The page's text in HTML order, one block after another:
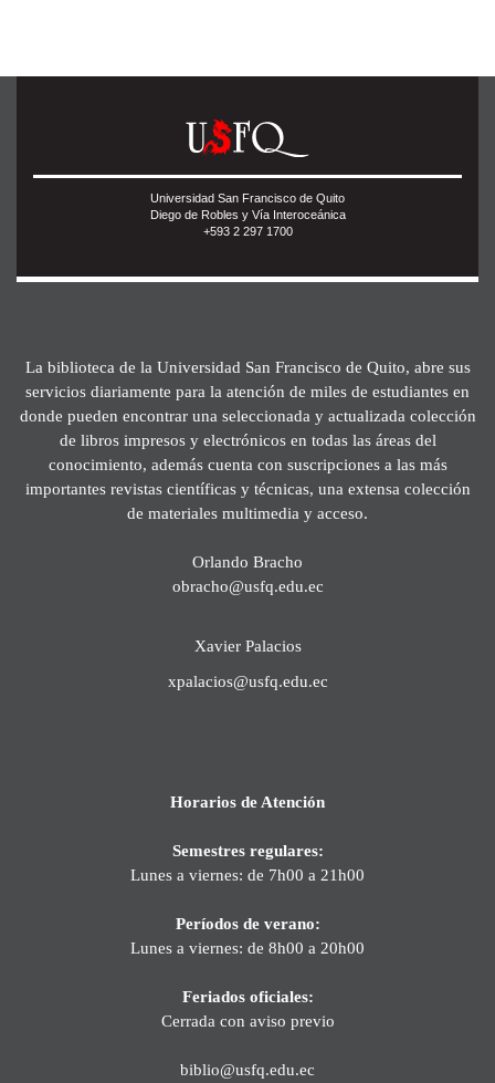
Universidad San Francisco de Quito
Diego de Robles y Vía Interoceánica
+593 2 297 1700
La biblioteca de la Universidad San Francisco de Quito, abre sus
servicios diariamente para la atención de miles de estudiantes en
donde pueden encontrar una seleccionada y actualizada colección
de libros impresos y electrónicos en todas las áreas del
conocimiento, además cuenta con suscripciones a las más
importantes revistas científicas y técnicas, una extensa colección
de materiales multimedia y acceso.
Orlando Bracho
obracho@usfq.edu.ec
Xavier Palacios
xpalacios@usfq.edu.ec
Horarios de Atención
Semestres regulares:
Lunes a viernes: de 7h00 a 21h00
Períodos de verano:
Lunes a viernes: de 8h00 a 20h00
Feriados oficiales:
Cerrada con aviso previo
biblio@usfq.edu.ec